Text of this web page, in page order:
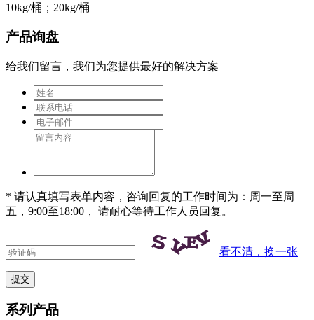
10kg/桶；20kg/桶
产品询盘
给我们留言，我们为您提供最好的解决方案
* 请认真填写表单内容，咨询回复的工作时间为：周一至周
五，9:00至18:00， 请耐心等待工作人员回复。
看不清，换一张
系列产品